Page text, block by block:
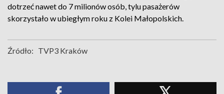
dotrzeć nawet do 7 milionów osób, tylu pasażerów
skorzystało w ubiegłym roku z Kolei Małopolskich.
Źródło: TVP3 Kraków